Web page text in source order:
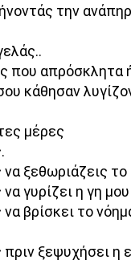
την
που απρόσκλητα
κάθησαν
μέρες
ξεθωριάζεις
γυρίζει η γη
βρίσκει το
ξεψυχήσει η